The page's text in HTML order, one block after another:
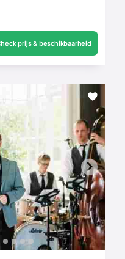
prijs & beschikbaarheid